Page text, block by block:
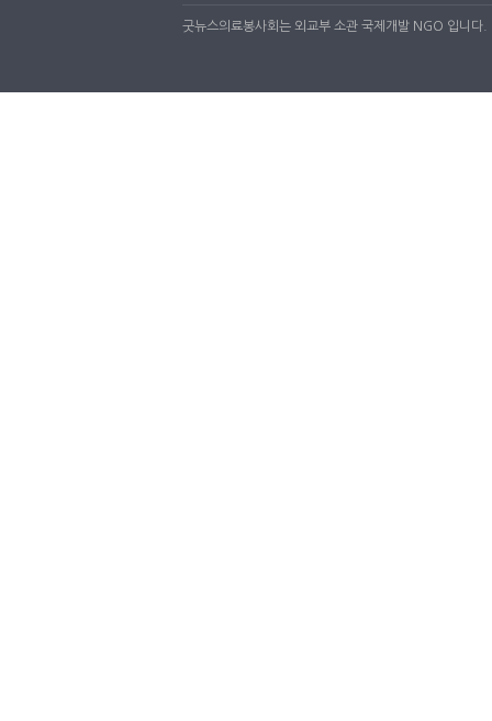
굿뉴스의료봉사회는 외교부 소관 국제개발 NGO 입니다.